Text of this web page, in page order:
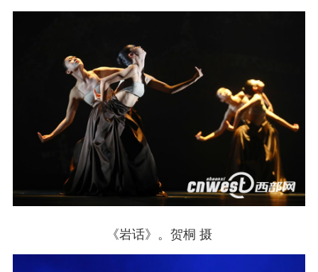
《岩话》。贺桐 摄